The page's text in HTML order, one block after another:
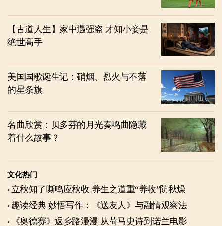
【古道人生】家中遇强盗 才知小妾是
绝世高手
美国国歌诞生记：硝烟、烈火与不落
的星条旗
名曲欣赏：贝多芬的月光奏鸣曲隐藏
着什么故事？
文化热门
立秋知了嘶鸣应秋收 养生之道重“养收”防秋燥
趣读经典 妙悟写作：《送友人》与融情观察法
《奥德赛》返乡路漫漫 从荷马史诗到诺兰电影